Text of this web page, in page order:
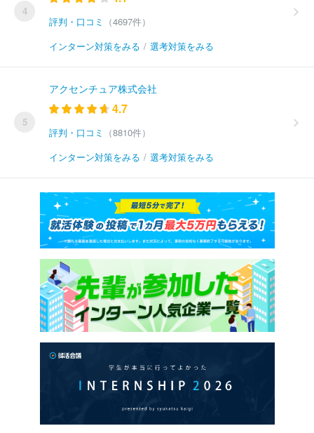
4
評判・口コミ
（4697件）
インターン対策をみる / 選考対策をみる
5
アクセンチュア株式会社
4.7
評判・口コミ
（8810件）
インターン対策をみる / 選考対策をみる